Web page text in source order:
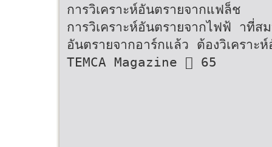
การวิเคราะห์อันตรายจากแฟล็ช
การวิเคราะห์อันตรายจากไฟฟ้ าที่
อันตรายจากอาร์กแล้ว ต้องวิเครา
TEMCA Magazine  65